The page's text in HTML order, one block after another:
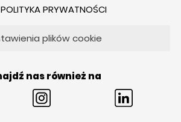
POLITYKA PRYWATNOŚCI
plików cookie
nas również na